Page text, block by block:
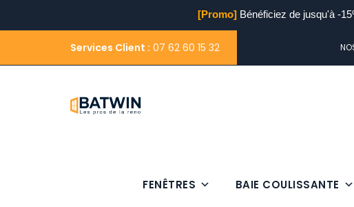
[Promo]Bénéficiez de jusqu'à -
Services Client : 07 62 60 15 32
FENÊTRES BAIE COULISSANTE